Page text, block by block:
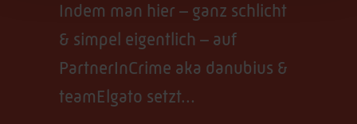
Indem man hier – ganz schlicht
& simpel eigentlich – auf
PartnerInCrime aka danubius &
teamElgato setzt…